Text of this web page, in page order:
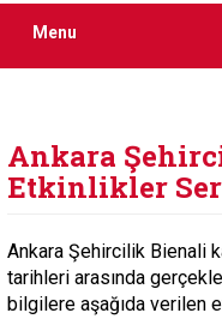
Menu
Ankara
Etkinlikler
Ankara Şehircilik Bienali
tarihleri arasında
bilgilere aşağıda verilen